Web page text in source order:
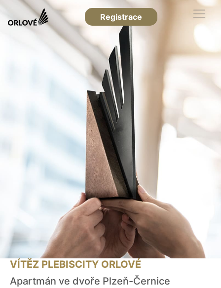
Registrace
VÍTĚZ PLEBISCITY ORLOVÉ
Apartmán ve dvoře Plzeň-Černice